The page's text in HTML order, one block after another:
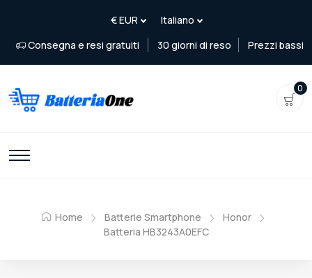
Consegna e resi gratuiti 30 giorni di reso Prezzi bassi
0
Home Batterie Smartphone
Honor
Batteria HB3243A0EFC